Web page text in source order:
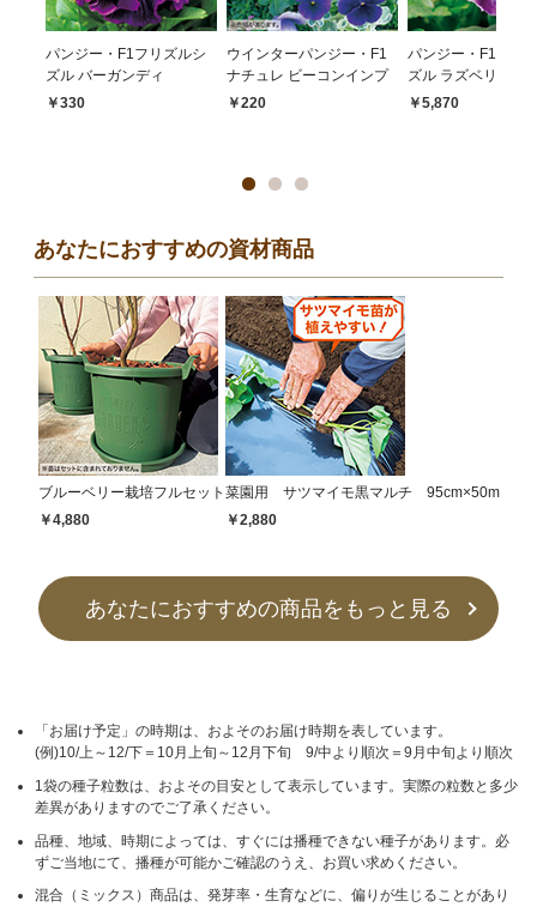
パンジー・F1フリズルシ
ズル バーガンディ
￥330
ウインターパンジー・F1
ナチュレ ビーコンインプ
￥220
パンジー・F1フリ
ズル ラズベリー
￥5,870
あなたにおすすめの資材商品
ブルーベリー栽培フルセット
￥4,880
菜園用 サツマイモ黒マルチ 95cm×50m
￥2,880
あなたにおすすめの商品をもっと見る
「お届け予定」の時期は、およそのお届け時期を表しています。
(例)10/上～12/下＝10月上旬～12月下旬 9/中より順次＝9月中旬より順次
1袋の種子粒数は、およその目安として表示しています。実際の粒数と多少
差異がありますのでご了承ください。
品種、地域、時期によっては、すぐには播種できない種子があります。必
ずご当地にて、播種が可能かご確認のうえ、お買い求めください。
混合（ミックス）商品は、発芽率・生育などに、偏りが生じることがあり